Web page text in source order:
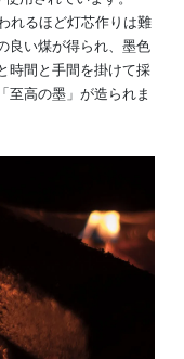
れるほど灯芯作りは難
良い煤が得られ、墨色
時間と手間を掛けて採
至高の墨」が造られま